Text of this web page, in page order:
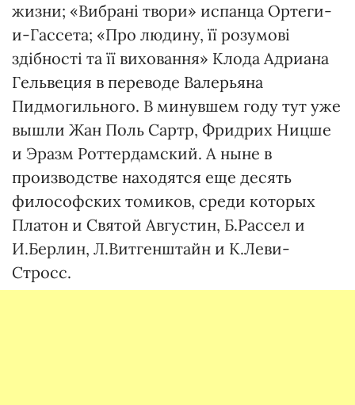
жизни; «Вибрані твори» испанца Ортеги-
и-Гассета; «Про людину, її розумові
здібності та її виховання» Клода Адриана
Гельвеция в переводе Валерьяна
Пидмогильного. В минувшем году тут уже
вышли Жан Поль Сартр, Фридрих Ницше
и Эразм Роттердамский. А ныне в
производстве находятся еще десять
философских томиков, среди которых
Платон и Святой Августин, Б.Рассел и
И.Берлин, Л.Витгенштайн и К.Леви-
Стросс.